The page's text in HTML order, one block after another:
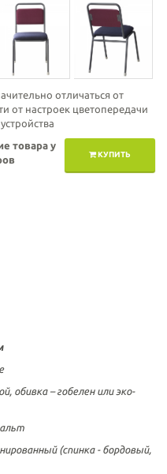
отличаться от
от настроек цветопередачи
КУПИТЬ
товара у
обивка – гобелен или эко-
(спинка - бордовый,